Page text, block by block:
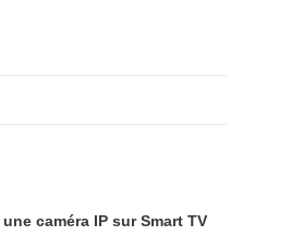
caméra IP sur Smart TV